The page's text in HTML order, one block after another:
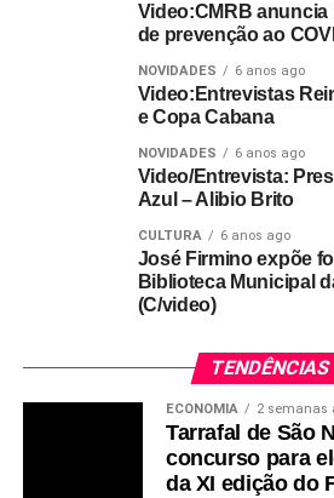
Video:CMRB
de prevenção ao
NOVIDADES 6 anos ago
Video:Entrevistas
e Copa Cabana
NOVIDADES 6 anos ago
Video/Entrevista:
Azul – Alibio Brito
CULTURA 6 anos ago
José Firmino expõe
Biblioteca Municipal
(C/video)
TENDÊNCIAS
ECONOMIA 2 semanas
Tarrafal de São
concurso para
da XI edição do